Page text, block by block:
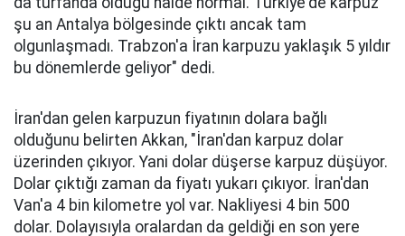
şu an Antalya bölgesinde çıktı ancak tam
olgunlaşmadı. Trabzon'a İran karpuzu yaklaşık 5 yıldır
bu dönemlerde geliyor" dedi.
İran'dan gelen karpuzun fiyatının dolara bağlı
olduğunu belirten Akkan, "İran'dan karpuz dolar
üzerinden çıkıyor. Yani dolar düşerse karpuz düşüyor.
Dolar çıktığı zaman da fiyatı yukarı çıkıyor. İran'dan
Van'a 4 bin kilometre yol var. Nakliyesi 4 bin 500
dolar. Dolayısıyla oralardan da geldiği en son yere